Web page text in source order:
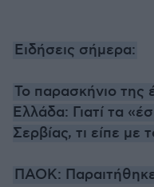
Ειδήσεις σήμερα:
Το παρασκήνιο της
Ελλάδα: Γιατί τα
Σερβίας, τι είπε με
ΠΑΟΚ: